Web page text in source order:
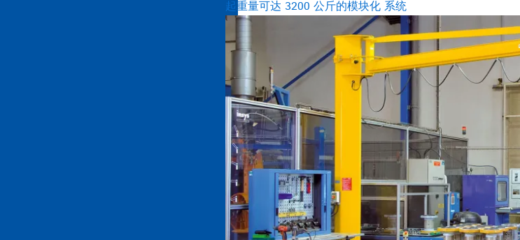
起重量可达 3200 公斤的模块化 系统